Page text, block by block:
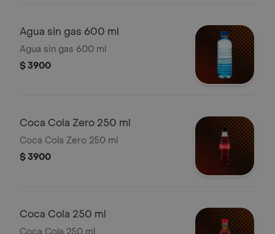
Agua sin gas 600 ml
Agua sin gas 600 ml
$ 3900
Coca Cola Zero 250 ml
Coca Cola Zero 250 ml
$ 3900
Coca Cola 250 ml